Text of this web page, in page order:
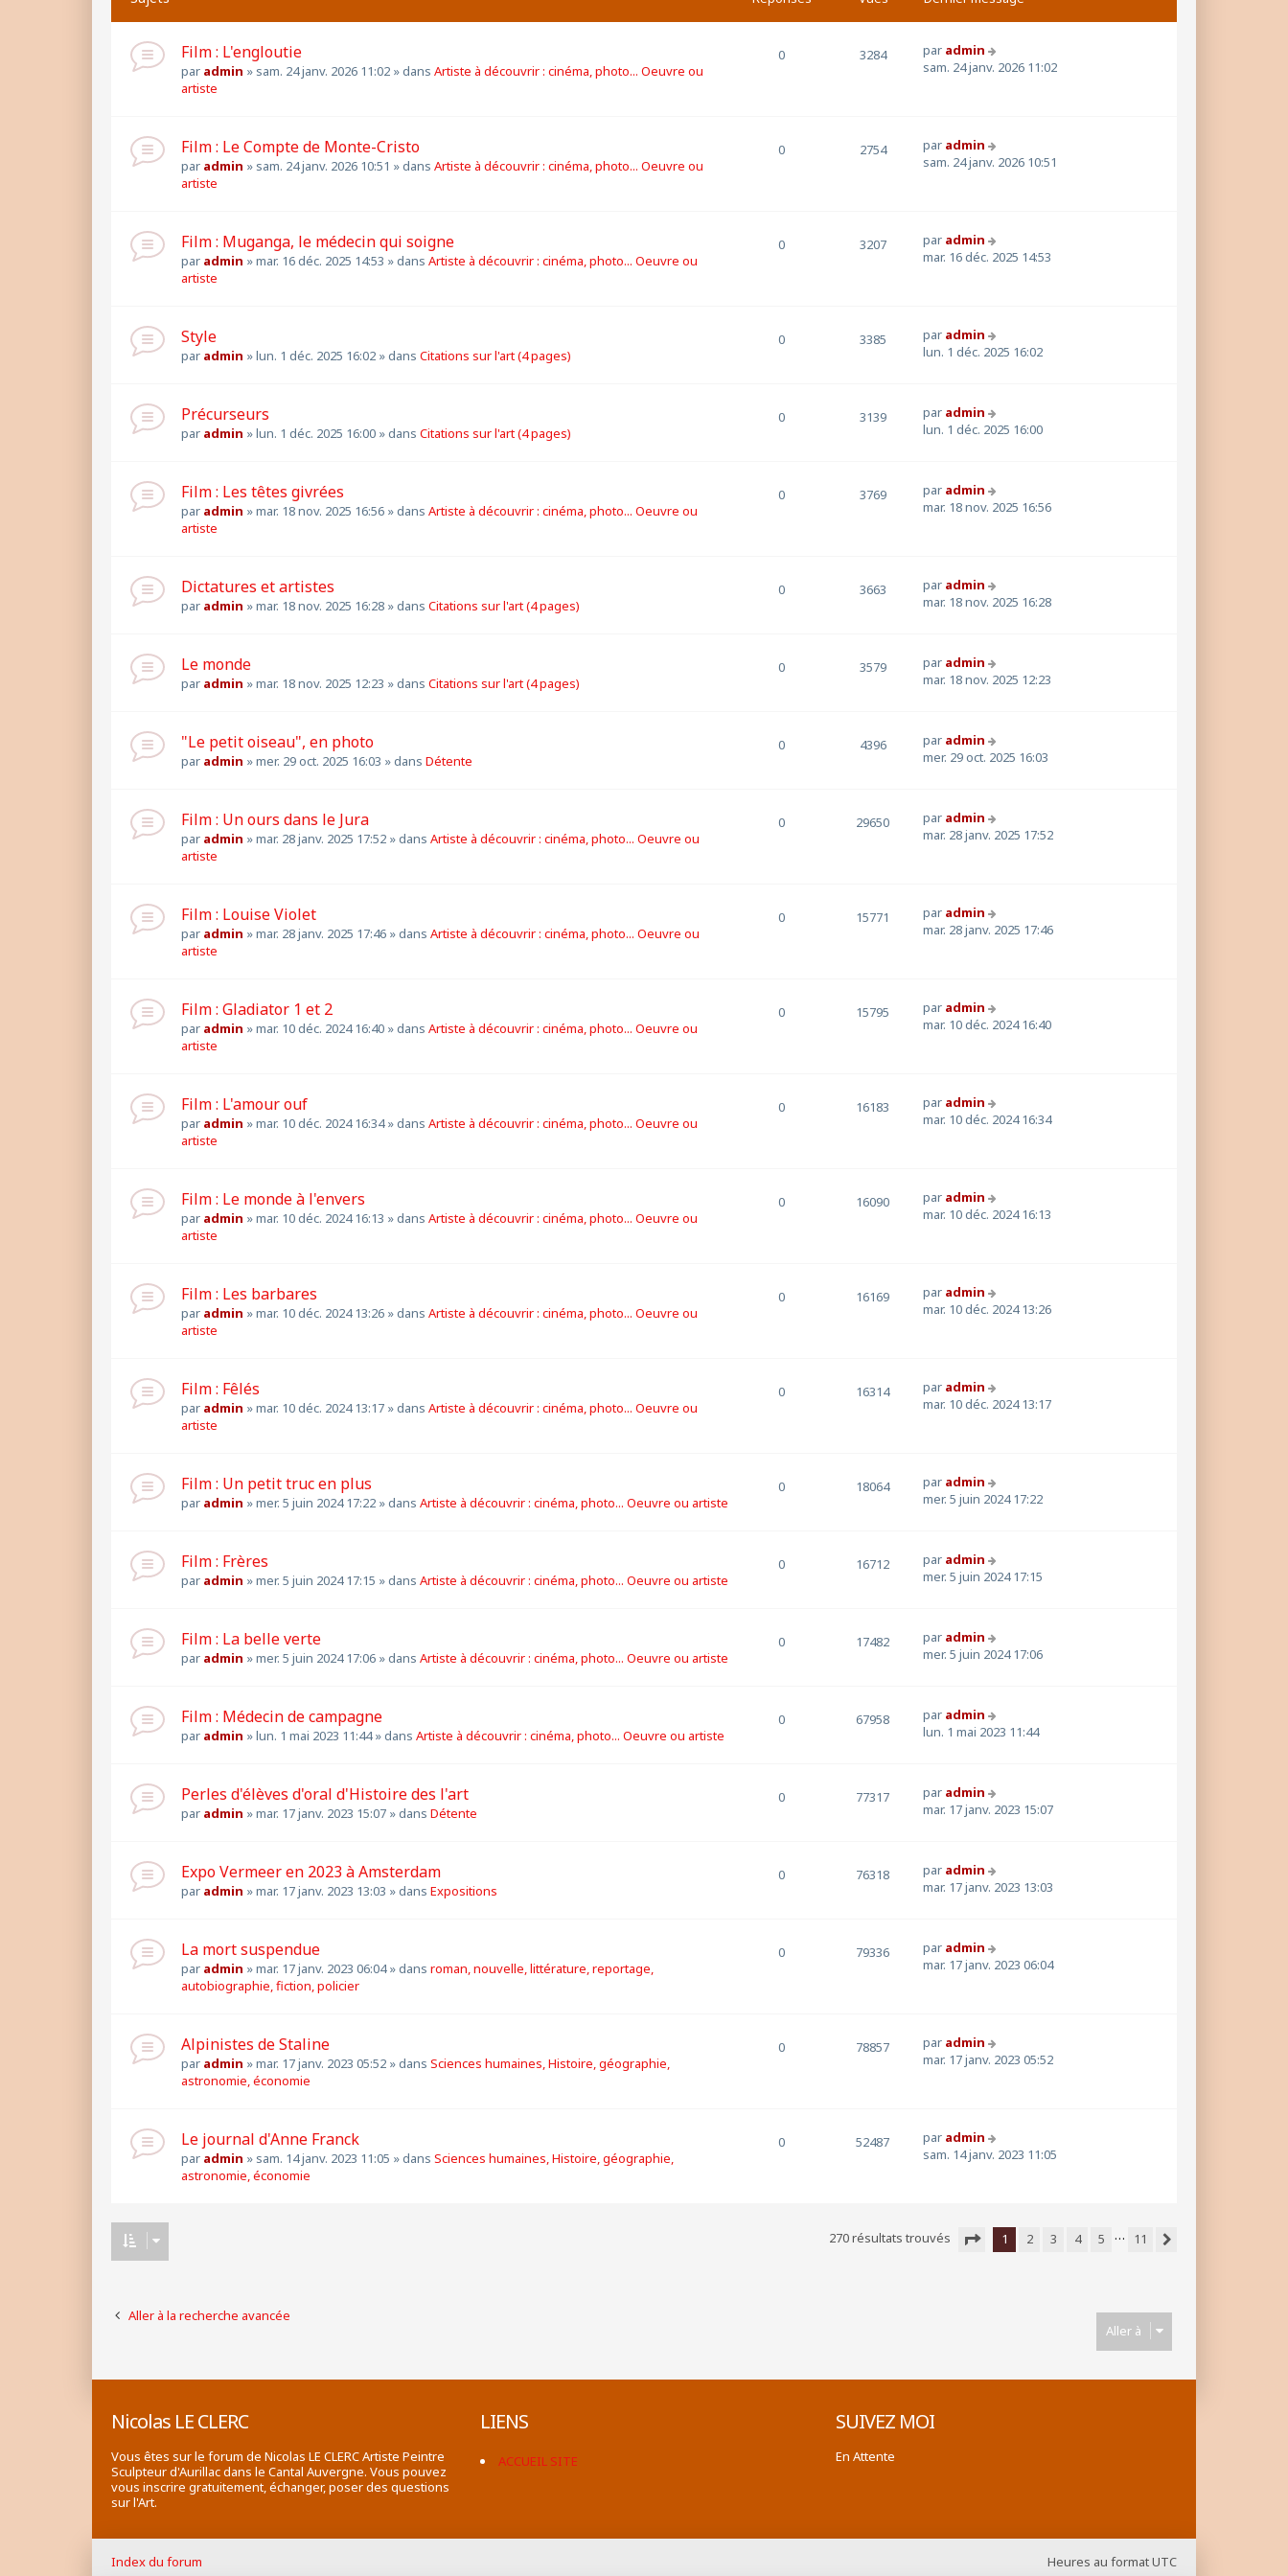
Film : L'engloutie
par admin » sam. 24 janv. 2026 11:02 » dans Artiste à découvrir : cinéma, photo... Oeuvre ou
artiste
0 3284 par admin
sam. 24 janv. 2026 11:02
Film : Le Compte de Monte-Cristo
par admin » sam. 24 janv. 2026 10:51 » dans Artiste à découvrir : cinéma, photo... Oeuvre ou
artiste
0 2754 par admin
sam. 24 janv. 2026 10:51
Film : Muganga, le médecin qui soigne
par admin »mar. 16 déc. 2025 14:53 » dans Artiste à découvrir : cinéma, photo... Oeuvre ou
artiste
0 3207 par admin
mar. 16 déc. 2025 14:53
Style
par admin »lun. 1 déc. 2025 16:02 » dans Citations sur l'art (4 pages)
0 3385 par admin
lun. 1 déc. 2025 16:02
Précurseurs
par admin »lun. 1 déc. 2025 16:00 » dans Citations sur l'art (4 pages)
0 3139 par admin
lun. 1 déc. 2025 16:00
Film : Les têtes givrées
par admin »mar. 18 nov. 2025 16:56 » dans Artiste à découvrir : cinéma, photo... Oeuvre ou
artiste
0 3769 par admin
mar. 18 nov. 2025 16:56
Dictatures et artistes
par admin »mar. 18 nov. 2025 16:28 » dans Citations sur l'art (4 pages)
0 3663 par admin
mar. 18 nov. 2025 16:28
Le monde
par admin »mar. 18 nov. 2025 12:23 » dans Citations sur l'art (4 pages)
0 3579 par admin
mar. 18 nov. 2025 12:23
"Le petit oiseau", en photo
par admin »mer. 29 oct. 2025 16:03 » dans Détente
0 4396 par admin
mer. 29 oct. 2025 16:03
Film : Un ours dans le Jura
par admin »mar. 28 janv. 2025 17:52 » dans Artiste à découvrir : cinéma, photo... Oeuvre ou
artiste
0 29650 par admin
mar. 28 janv. 2025 17:52
Film : Louise Violet
par admin »mar. 28 janv. 2025 17:46 » dans Artiste à découvrir : cinéma, photo... Oeuvre ou
artiste
0 15771 par admin
mar. 28 janv. 2025 17:46
Film : Gladiator 1 et 2
par admin »mar. 10 déc. 2024 16:40 » dans Artiste à découvrir : cinéma, photo... Oeuvre ou
artiste
0 15795 par admin
mar. 10 déc. 2024 16:40
Film : L'amour ouf
par admin »mar. 10 déc. 2024 16:34» dans Artiste à découvrir : cinéma, photo... Oeuvre ou
artiste
0 16183 par admin
mar. 10 déc. 2024 16:34
Film : Le monde à l'envers
par admin »mar. 10 déc. 2024 16:13 » dans Artiste à découvrir : cinéma, photo... Oeuvre ou
artiste
0 16090 par admin
mar. 10 déc. 2024 16:13
Film : Les barbares
par admin »mar. 10 déc. 2024 13:26 » dans Artiste à découvrir : cinéma, photo... Oeuvre ou
artiste
0 16169 par admin
mar. 10 déc. 2024 13:26
Film : Fêlés
par admin »mar. 10 déc. 2024 13:17 » dans Artiste à découvrir : cinéma, photo... Oeuvre ou
artiste
0 16314 par admin
mar. 10 déc. 2024 13:17
Film : Un petit truc en plus
par admin »mer. 5 juin 2024 17:22 » dans Artiste à découvrir : cinéma, photo... Oeuvre ou artiste
0 18064 par admin
mer. 5 juin 2024 17:22
Film : Frères
par admin »mer. 5 juin 2024 17:15 » dans Artiste à découvrir : cinéma, photo... Oeuvre ou artiste
0 16712 par admin
mer. 5 juin 2024 17:15
Film : La belle verte
par admin »mer. 5 juin 2024 17:06 » dans Artiste à découvrir : cinéma, photo... Oeuvre ou artiste
0 17482 par admin
mer. 5 juin 2024 17:06
Film : Médecin de campagne
par admin »lun. 1 mai 2023 11:44» dans Artiste à découvrir : cinéma, photo... Oeuvre ou artiste
0 67958 par admin
lun. 1 mai 2023 11:44
Perles d'élèves d'oral d'Histoire des l'art
par admin »mar. 17 janv. 2023 15:07 » dans Détente
0 77317 par admin
mar. 17 janv. 2023 15:07
Expo Vermeer en 2023 à Amsterdam
par admin »mar. 17 janv. 2023 13:03 » dans Expositions
0 76318 par admin
mar. 17 janv. 2023 13:03
La mort suspendue
par admin »mar. 17 janv. 2023 06:04» dans roman, nouvelle, littérature, reportage,
autobiographie, fiction, policier
0 79336 par admin
mar. 17 janv. 2023 06:04
Alpinistes de Staline
par admin »mar. 17 janv. 2023 05:52 » dans Sciences humaines, Histoire, géographie,
astronomie, économie
0 78857 par admin
mar. 17 janv. 2023 05:52
Le journal d'Anne Franck
par admin » sam. 14 janv. 2023 11:05 » dans Sciences humaines, Histoire, géographie,
astronomie, économie
0 52487 par admin
sam. 14 janv. 2023 11:05
270 résultats trouvés
1 2 3 4 5 …
11
Aller à la recherche avancée
Aller à
Nicolas LE CLERC
Vous êtes sur le forum de Nicolas LE CLERC Artiste Peintre
Sculpteur d'Aurillac dans le Cantal Auvergne. Vous pouvez
vous inscrire gratuitement, échanger, poser des questions
sur l'Art.
LIENS
ACCUEIL SITE
SUIVEZ MOI
En Attente
Heures au formatUTC
Index du forum